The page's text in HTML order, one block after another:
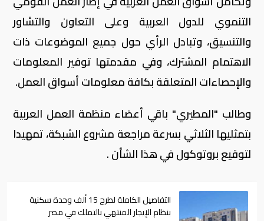
التنموي للدول العربية وعلى التعاون والتشاور
والتنسيق، وتبادل الرأي حول جميع الموضوعات ذات
الاهتمام المشترك، وفي مقدمتها توفير المعلومات
والإحصاءات المتعلقة بكافة معلومات أسواق العمل.
وطالب "المطيري" باقي أعضاء منظمة العمل العربية
بتمثليها الثلاثي بسرعة مراجعة مشروع الشبكة، تمهيدا
لتوقيع بروتوكول في هذا الشأن .
التفاصيل الكاملة لطرح 15 ألف وحدة سكنية
بنظام الإيجار المنتهي بالتملك في مصر